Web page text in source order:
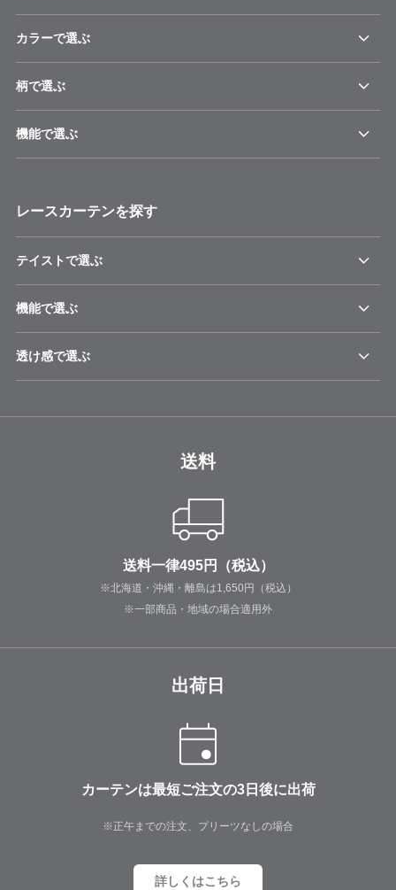
カラーで選ぶ
柄で選ぶ
機能で選ぶ
レースカーテンを探す
テイストで選ぶ
機能で選ぶ
透け感で選ぶ
送料
送料一律495円（税込）
※北海道・沖縄・離島は1,650円（税込）
※一部商品・地域の場合適用外
出荷日
カーテンは最短ご注文の3日後に出荷
※正午までの注文、プリーツなしの場合
詳しくはこちら